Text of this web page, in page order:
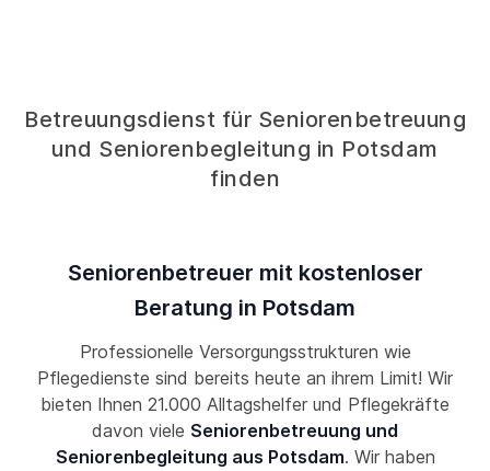
Betreuungsdienst für Seniorenbetreuung
und Seniorenbegleitung in Potsdam
finden
Seniorenbetreuer mit kostenloser
Beratung in Potsdam
Professionelle Versorgungsstrukturen wie
Pflegedienste sind bereits heute an ihrem Limit! Wir
bieten Ihnen 21.000 Alltagshelfer und Pflegekräfte
davon viele Seniorenbetreuung und
Seniorenbegleitung aus Potsdam. Wir haben